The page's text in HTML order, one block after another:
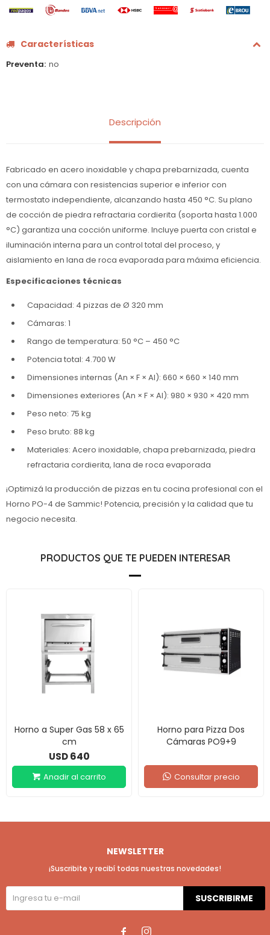
Características
Preventa no
Descripción
Fabricado en acero inoxidable y chapa prebarnizada, cuenta
con una cámara con resistencias superior e inferior con
termostato independiente, alcanzando hasta 450 °C. Su plano
de cocción de piedra refractaria cordierita (soporta hasta 1.000
°C) garantiza una cocción uniforme. Incluye puerta con cristal e
iluminación interna para un control total del proceso, y
aislamiento en lana de roca evaporada para máxima eficiencia.
Especificaciones técnicas
Capacidad: 4 pizzas de Ø 320 mm
Cámaras: 1
Rango de temperatura: 50 °C – 450 °C
Potencia total: 4.700 W
Dimensiones internas (An × F × Al): 660 × 660 × 140 mm
Dimensiones exteriores (An × F × Al): 980 × 930 × 420 mm
Peso neto: 75 kg
Peso bruto: 88 kg
Materiales: Acero inoxidable, chapa prebarnizada, piedra
refractaria cordierita, lana de roca evaporada
¡Optimizá la producción de pizzas en tu cocina profesional con el
Horno PO-4 de Sammic! Potencia, precisión y la calidad que tu
negocio necesita.
PRODUCTOS QUE TE PUEDEN INTERESAR
Horno a Super Gas 58 x 65
cm
USD 640
Horno para Pizza Dos
Cámaras PO9+9
Consultar precio
NEWSLETTER
¡Suscribite y recibí todas nuestras novedades!
SUSCRIBIRME
 